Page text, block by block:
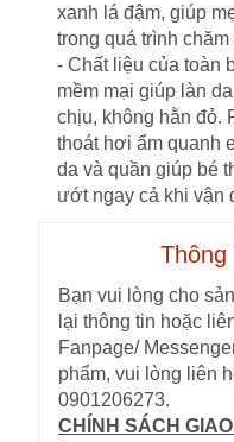
xanh lá đậm, giúp
trong quá trình chăm
- Chất liệu của toàn
mềm mại giúp làn
chịu, không hằn đỏ.
thoát hơi ẩm quanh
da và quần giúp bé
ướt ngay cả khi vận
Thông
Bạn vui lòng cho
lại thông tin hoặc
Fanpage/
phẩm, vui lòng liên
0901206273.
CHÍNH SÁCH